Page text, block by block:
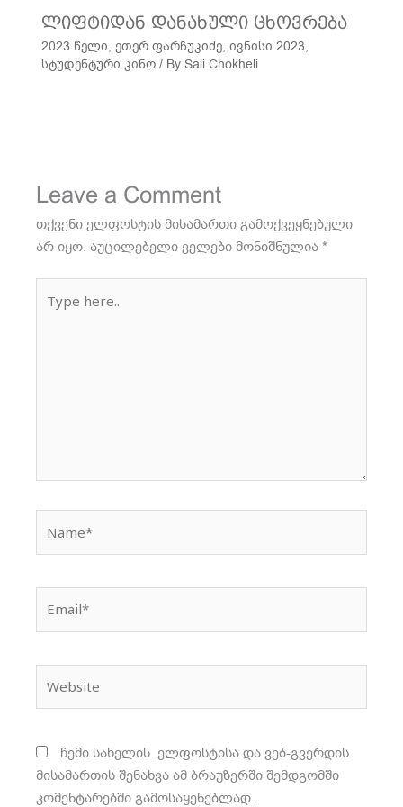
ლიფტიდან დანახული ცხოვრება
2023 წელი, ეთერ ფარჩუკიძე, ივნისი 2023,
სტუდენტური კინო/ By Sali Chokheli
Leave a Comment
თქვენი ელფოსტის მისამართი გამოქვეყნებული
არ იყო. აუცილებელი ველები მონიშნულია*
here..
ჩემი სახელის. ელფოსტისა და ვებ-გვერდის
მისამართის შენახვა ამ ბრაუზერში შემდგომში
კომენტარებში გამოსაყენებლად.